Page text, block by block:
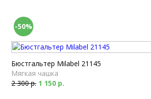
-50%
Бюстгальтер Milabel 21145
Мягкая чашка
2 300 р. 1 150 р.